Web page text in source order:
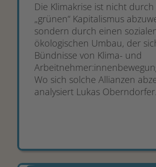
Die Klimakrise ist nicht durch
„grünen“ Kapitalismus
sondern durch einen
ökologischen Umbau, der
Bündnisse von Klima- und
Wo sich solche Allianzen
analysiert Lukas Oberndorfer.